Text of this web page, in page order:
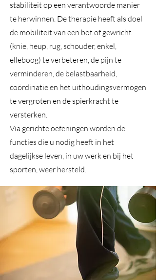
stabiliteit op een verantwoorde manier
te herwinnen. De therapie heeft als doel
de mobiliteit van een bot of gewricht
(knie, heup, rug, schouder, enkel,
elleboog) te verbeteren, de pijn te
verminderen, de belastbaarheid,
coördinatie en het uithoudingsvermogen
te vergroten en de spierkracht te
versterken.
Via gerichte oefeningen worden de
functies die u nodig heeft in het
dagelijkse leven, in uw werk en bij het
sporten, weer hersteld.